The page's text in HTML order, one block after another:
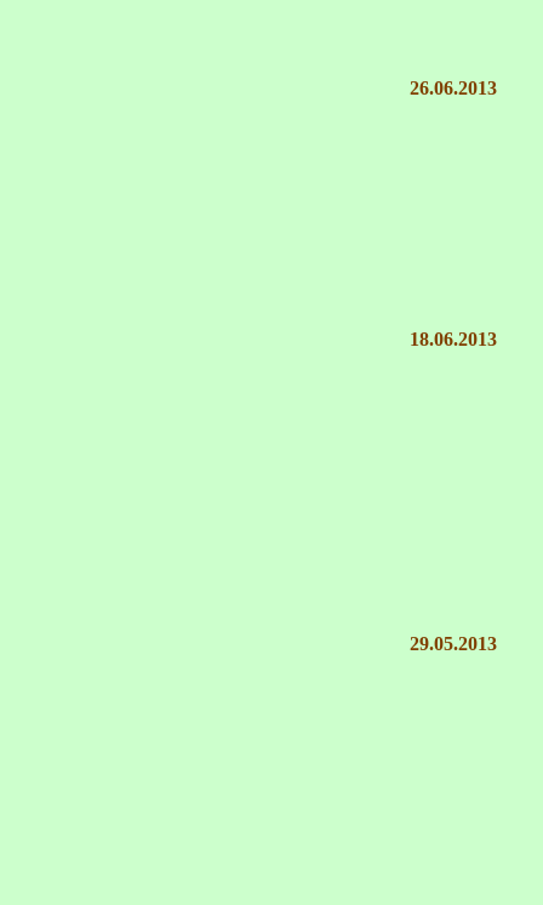
26.06.2013
18.06.2013
29.05.2013